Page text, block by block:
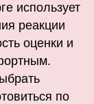
использует
реакции
оценки и
по